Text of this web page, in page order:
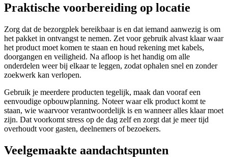
Praktische voorbereiding op locatie
Zorg dat de bezorgplek bereikbaar is en dat iemand aanwezig is om
het pakket in ontvangst te nemen. Zet voor gebruik alvast klaar waar
het product moet komen te staan en houd rekening met kabels,
doorgangen en veiligheid. Na afloop is het handig om alle
onderdelen weer bij elkaar te leggen, zodat ophalen snel en zonder
zoekwerk kan verlopen.
Gebruik je meerdere producten tegelijk, maak dan vooraf een
eenvoudige opbouwplanning. Noteer waar elk product komt te
staan, wie waarvoor verantwoordelijk is en wanneer alles klaar moet
zijn. Dat voorkomt stress op de dag zelf en zorgt dat je meer tijd
overhoudt voor gasten, deelnemers of bezoekers.
Veelgemaakte aandachtspunten